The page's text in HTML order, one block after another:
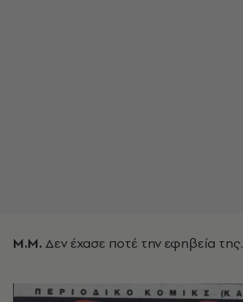
Μ.Μ. Δεν έχασε ποτέ την εφηβεία της.